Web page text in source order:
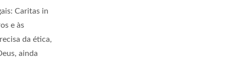
Caritas in
e às
da ética,
ainda